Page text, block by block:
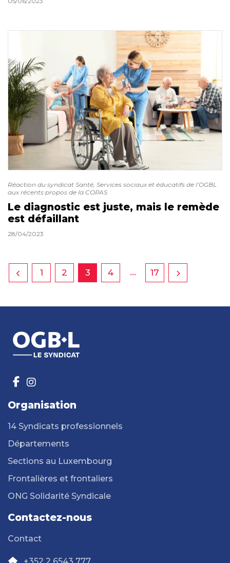
Réaction du syndicat Santé, Services sociaux et éducatifs de l’OGBL
aux récents propos de la COPAS
Le diagnostic est juste, mais le remède
est défaillant
28/04/2023
1 2 3 4 … 17
Organisation
14 Syndicats professionnels
Départements
Sections au Luxembourg
Frontalières et frontaliers
ONG Solidarité Syndicale
Contactez-nous
Contact